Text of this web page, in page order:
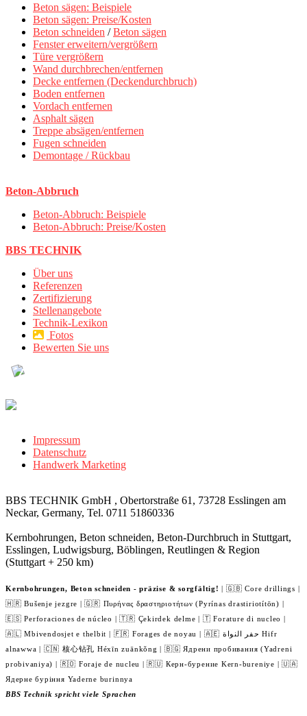
Beton sägen: Beispiele
Beton sägen: Preise/Kosten
Beton schneiden /Beton sägen
Fenster erweitern/vergrößern
Türe vergrößern
Wand durchbrechen/entfernen
Decke entfernen (Deckendurchbruch)
Boden entfernen
Vordach entfernen
Asphalt sägen
Treppe absägen/entfernen
Fugen schneiden
Demontage / Rückbau
Beton-Abbruch
Beton-Abbruch: Beispiele
Beton-Abbruch: Preise/Kosten
BBS TECHNIK
Über uns
Referenzen
Zertifizierung
Stellenangebote
Technik-Lexikon
Fotos
Bewerten Sie uns
Impressum
Datenschutz
Handwerk Marketing
BBS TECHNIK GmbH , Obertorstraße 61, 73728 Esslingen am
Neckar, Germany, Tel. 0711 51860336
Kernbohrungen, Beton schneiden, Beton-Durchbruch in Stuttgart,
Esslingen, Ludwigsburg, Böblingen, Reutlingen & Region
(Stuttgart + 250 km)
Kernbohrungen, Beton schneiden - präzise & sorgfältig! | 🇬🇧 Core drillings |
🇭🇷 Bušenje jezgre | 🇬🇷 Πυρήνας δραστηριοτήτων (Pyrínas drastiriotítōn) |
🇪🇸 Perforaciones de núcleo | 🇹🇷 Çekirdek delme | 🇹 Forature di nucleo |
🇦🇱 Mbivendosjet e thelbit | 🇫🇷 Forages de noyau | 🇦🇪 حفر النواة Hifr
alnawwa | 🇨🇳 核心钻孔 Héxīn zuānkǒng | 🇧🇬 Ядрени пробивания (Yadreni
probivaniya) | 🇷🇴 Foraje de nucleu | 🇷🇺 Керн-бурение Kern-bureniye | 🇺🇦
Ядерне буріння Yaderne burinnya
BBS Technik spricht viele Sprachen